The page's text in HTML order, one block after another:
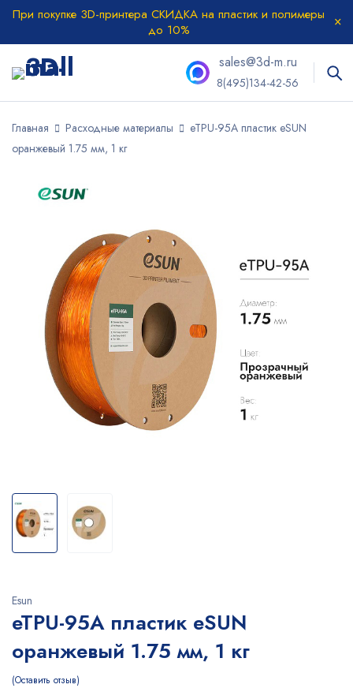
При покупке 3D-принтера СКИДКА на пластик и полимеры
до 10%
sales@3d-m.ru
8(495)134-42-56
Главная Расходные материалы
eTPU-95A пластик eSUN
оранжевый 1.75 мм, 1 кг
Esun
eTPU-95A пластик eSUN
оранжевый 1.75 мм, 1 кг
Оставить отзыв